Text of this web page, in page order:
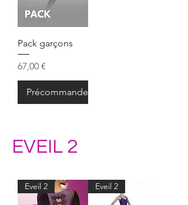
Pack garçons
Prix
67,00 €
Précommander
EVEIL 2
Eveil 2 Eveil 2